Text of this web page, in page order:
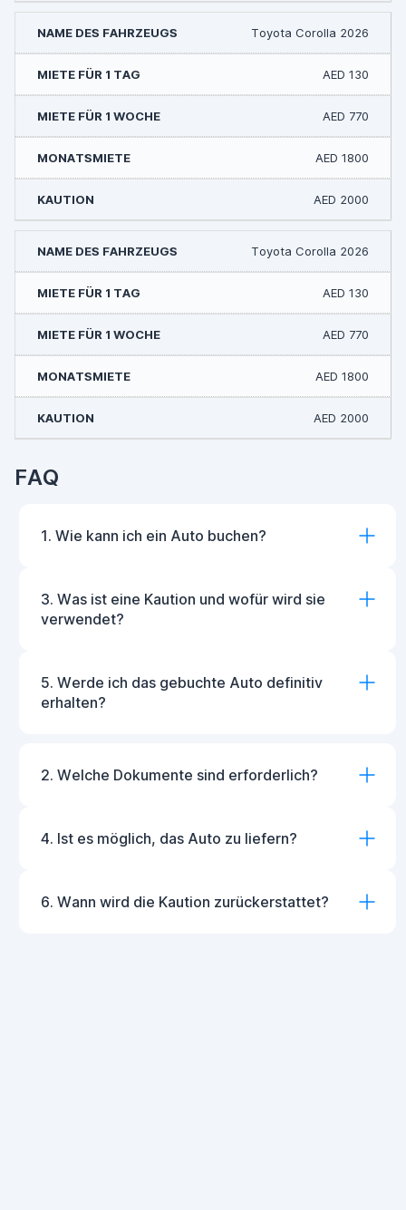
Toyota Corolla 2026
AED 130
AED 770
AED 1800
AED 2000
Toyota Corolla 2026
AED 130
AED 770
AED 1800
AED 2000
FAQ
1. Wie kann ich ein Auto buchen?
3. Was ist eine Kaution und wofür wird sie
verwendet?
5. Werde ich das gebuchte Auto definitiv
erhalten?
2. Welche Dokumente sind erforderlich?
4. Ist es möglich, das Auto zu liefern?
6. Wann wird die Kaution zurückerstattet?